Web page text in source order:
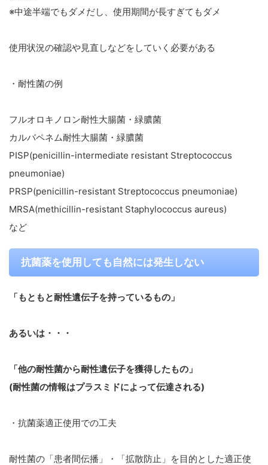
※中途半端でもダメだし、使用期間が長すぎてもダメ
使用状況の確認や見直しなどをしていく必要がある
・耐性菌の例
フルオロキノロン耐性大腸菌・緑膿菌
カルバペネム耐性大腸菌・緑膿菌
PISP(penicillin-intermediate resistant Streptococcus
pneumoniae)
PRSP(penicillin-resistant Streptococcus pneumoniae)
MRSA(methicillin-resistant Staphylococcus aureus)
など
抗菌薬を使用しても自然には発生しない
「もともと耐性遺伝子を持っているもの」
あるいは・・・
「他の耐性菌から耐性遺伝子を獲得したもの」
(耐性菌の情報はプラスミドによって伝達される)
・抗菌薬適正使用での工夫
耐性菌の「患者間伝播」・「拡散防止」を目的とした適正使